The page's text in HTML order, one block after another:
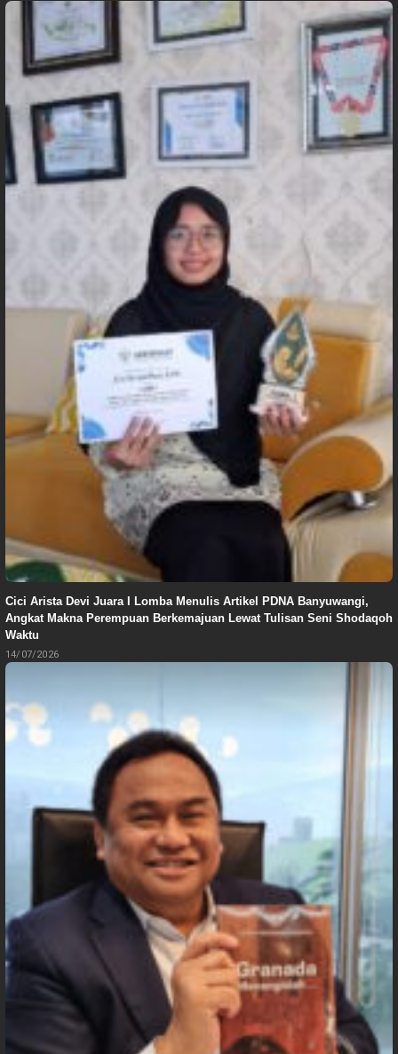
Cici Arista Devi Juara I Lomba Menulis Artikel PDNA Banyuwangi,
Angkat Makna Perempuan Berkemajuan Lewat Tulisan Seni Shodaqoh
Waktu
14/07/2026